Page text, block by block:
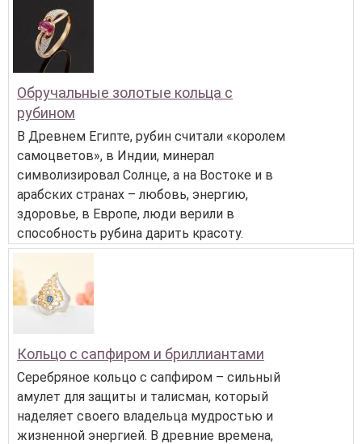
Обручальные золотые кольца с
рубином
В Древнем Египте, рубин считали «королем
самоцветов», в Индии, минерал
символизировал Солнце, а на Востоке и в
арабских странах – любовь, энергию,
здоровье, в Европе, люди верили в
способность рубина дарить красоту.
Кольцо с сапфиром и бриллиантами
Серебряное кольцо с сапфиром – сильный
амулет для защиты и талисман, который
наделяет своего владельца мудростью и
жизненной энергией. В древние времена,